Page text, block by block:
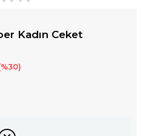
Kadın Ceket
30